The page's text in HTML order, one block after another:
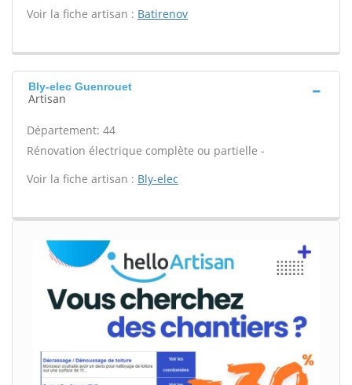
Voir la fiche artisan : Batirenov
Bly-elec Guenrouet
Artisan
Département: 44
Rénovation électrique complète ou partielle -
Voir la fiche artisan : Bly-elec